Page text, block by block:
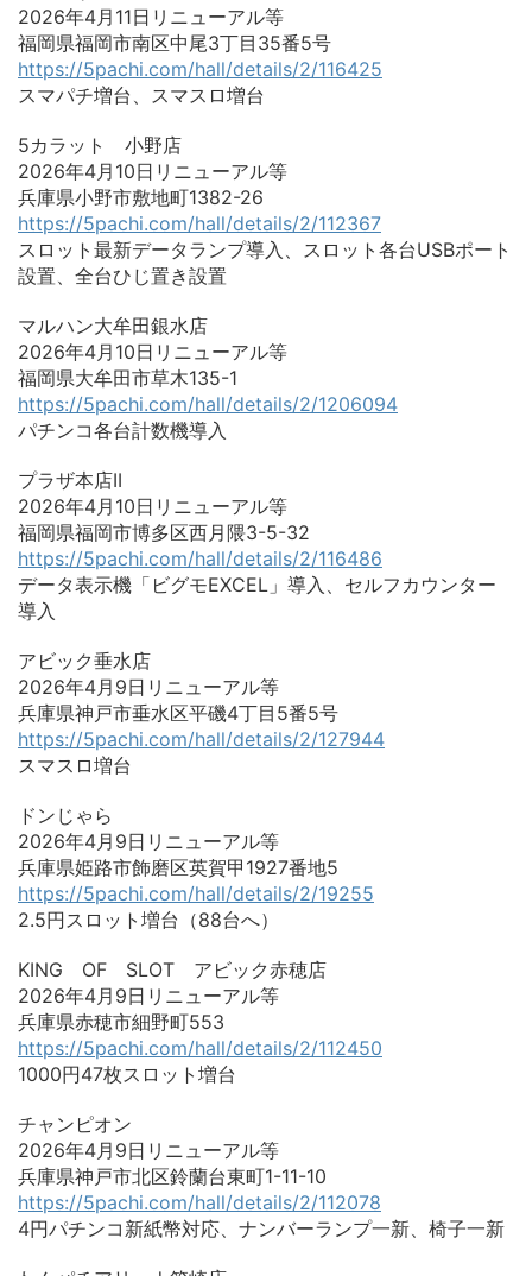
2026年4月11日リニューアル等
福岡県福岡市南区中尾3丁目35番5号
https://5pachi.com/hall/details/2/116425
スマパチ増台、スマスロ増台
5カラット 小野店
2026年4月10日リニューアル等
兵庫県小野市敷地町1382-26
https://5pachi.com/hall/details/2/112367
スロット最新データランプ導入、スロット各台USBポート
設置、全台ひじ置き設置
マルハン大牟田銀水店
2026年4月10日リニューアル等
福岡県大牟田市草木135-1
https://5pachi.com/hall/details/2/1206094
パチンコ各台計数機導入
プラザ本店II
2026年4月10日リニューアル等
福岡県福岡市博多区西月隈3-5-32
https://5pachi.com/hall/details/2/116486
データ表示機「ビグモEXCEL」導入、セルフカウンター
導入
アビック垂水店
2026年4月9日リニューアル等
兵庫県神戸市垂水区平磯4丁目5番5号
https://5pachi.com/hall/details/2/127944
スマスロ増台
ドンじゃら
2026年4月9日リニューアル等
兵庫県姫路市飾磨区英賀甲1927番地5
https://5pachi.com/hall/details/2/19255
2.5円スロット増台（88台へ）
KING OF SLOT アビック赤穂店
2026年4月9日リニューアル等
兵庫県赤穂市細野町553
https://5pachi.com/hall/details/2/112450
1000円47枚スロット増台
チャンピオン
2026年4月9日リニューアル等
兵庫県神戸市北区鈴蘭台東町1-11-10
https://5pachi.com/hall/details/2/112078
4円パチンコ新紙幣対応、ナンバーランプ一新、椅子一新